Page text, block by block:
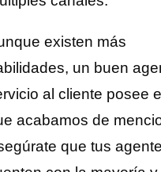
–Mantener las
de clientes
actualización de la